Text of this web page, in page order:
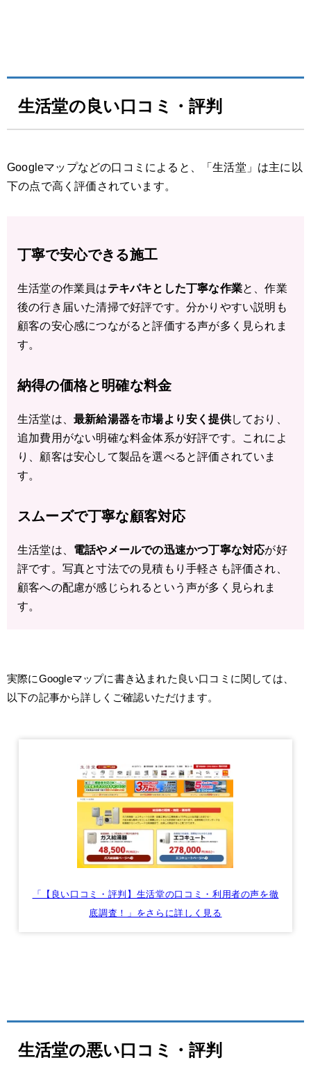
生活堂の良い口コミ・評判
Googleマップなどの口コミによると、「生活堂」は主に以
下の点で高く評価されています。
丁寧で安心できる施工
生活堂の作業員はテキパキとした丁寧な作業と、作業
後の行き届いた清掃で好評です。分かりやすい説明も
顧客の安心感につながると評価する声が多く見られま
す。
納得の価格と明確な料金
生活堂は、 最新給湯器を市場より安く提供しており、
追加費用がない明確な料金体系が好評です。これによ
り、顧客は安心して製品を選べると評価されていま
す。
スムーズで丁寧な顧客対応
生活堂は、 電話やメールでの迅速かつ丁寧な対応が好
評です。写真と寸法での見積もり手軽さも評価され、
顧客への配慮が感じられるという声が多く見られま
す。
実際にGoogleマップに書き込まれた良い口コミに関しては、
以下の記事から詳しくご確認いただけます。
「【良い口コミ・評判】生活堂の口コミ・利用者の声を徹
底調査！」をさらに詳しく見る
生活堂の悪い口コミ・評判